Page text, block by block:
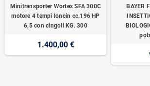
Minitransporter Wortex SFA 300C
motore 4 tempi loncin cc.196 HP
6,5 con cingoli KG. 300
1.400,00 €
BAYER